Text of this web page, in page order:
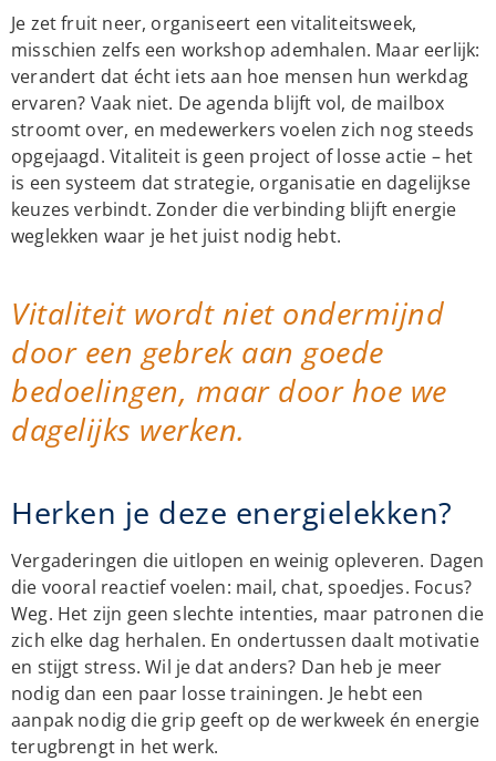
Je zet fruit neer, organiseert een vitaliteitsweek,
misschien zelfs een workshop ademhalen. Maar eerlijk:
verandert dat écht iets aan hoe mensen hun werkdag
ervaren? Vaak niet. De agenda blijft vol, de mailbox
stroomt over, en medewerkers voelen zich nog steeds
opgejaagd. Vitaliteit is geen project of losse actie – het
is een systeem dat strategie, organisatie en dagelijkse
keuzes verbindt. Zonder die verbinding blijft energie
weglekken waar je het juist nodig hebt.
Vitaliteit wordt niet ondermijnd
door een gebrek aan goede
bedoelingen, maar door hoe we
dagelijks werken.
Herken je deze energielekken?
Vergaderingen die uitlopen en weinig opleveren. Dagen
die vooral reactief voelen: mail, chat, spoedjes. Focus?
Weg. Het zijn geen slechte intenties, maar patronen die
zich elke dag herhalen. En ondertussen daalt motivatie
en stijgt stress. Wil je dat anders? Dan heb je meer
nodig dan een paar losse trainingen. Je hebt een
aanpak nodig die grip geeft op de werkweek én energie
terugbrengt in het werk.